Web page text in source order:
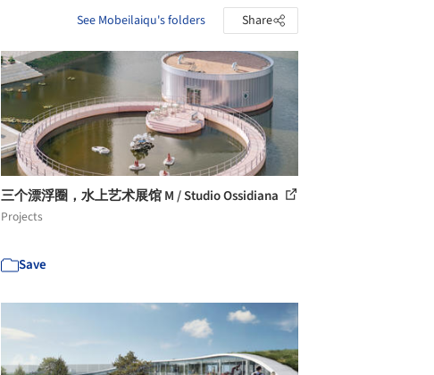
See Mobeilaiqu's folders Share
三个漂浮圈，水上艺术展馆 M / Studio Ossidiana
Projects
Save